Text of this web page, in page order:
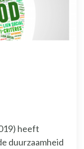
heeft
duurzaamheid